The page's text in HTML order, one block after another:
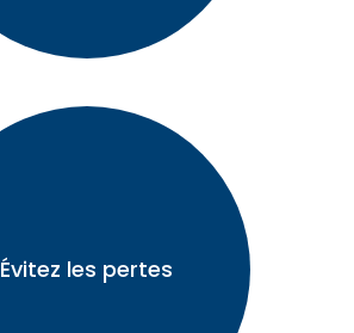
Évitez les pertes